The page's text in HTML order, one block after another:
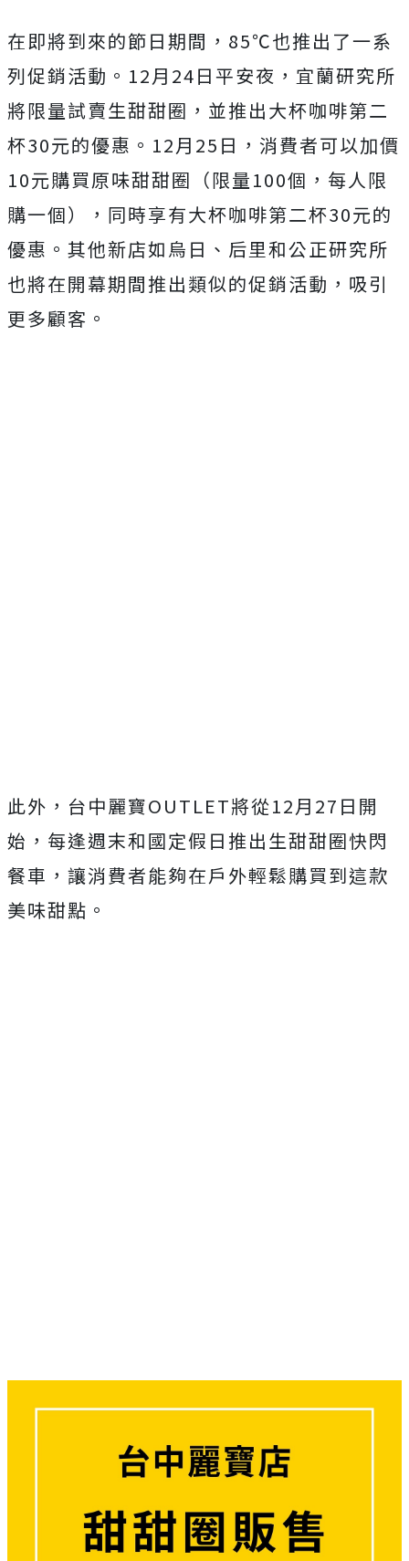
在即將到來的節日期間，85℃也推出了一系
列促銷活動。12月24日平安夜，宜蘭研究所
將限量試賣生甜甜圈，並推出大杯咖啡第二
杯30元的優惠。12月25日，消費者可以加價
10元購買原味甜甜圈（限量100個，每人限
購一個），同時享有大杯咖啡第二杯30元的
優惠。其他新店如烏日、后里和公正研究所
也將在開幕期間推出類似的促銷活動，吸引
更多顧客。
此外，台中麗寶OUTLET將從12月27日開
始，每逢週末和國定假日推出生甜甜圈快閃
餐車，讓消費者能夠在戶外輕鬆購買到這款
美味甜點。